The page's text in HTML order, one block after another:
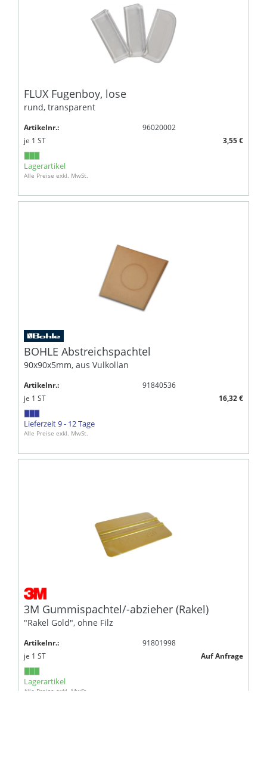
FLUX Fugenboy, lose
rund, transparent
Artikelnr.:
96020002
je 1 ST 3,55 €
Lagerartikel
Alle Preise exkl. MwSt.
BOHLE Abstreichspachtel
90x90x5mm, aus Vulkollan
Artikelnr.:
91840536
je 1 ST 16,32 €
Lieferzeit 9 - 12 Tage
Alle Preise exkl. MwSt.
3M Gummispachtel/-abzieher (Rakel)
"Rakel Gold", ohne Filz
Artikelnr.:
91801998
je 1 ST Auf Anfrage
Lagerartikel
Alle Preise exkl. MwSt.